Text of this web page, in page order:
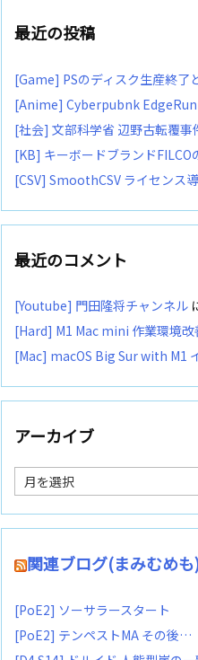
最近の投稿
[Game] PSのディスク生産終了
[Anime] Cyberpubnk
[社会] 文部科学省 辺野古転覆事
[KB] キーボードブランドFILCO
[CSV] SmoothCSV ライセンス
最近のコメント
[Youtube] 門田隆将チャンネル
[Hard] M1 Mac mini 作業環境改
[Mac] macOS Big Sur with M1
アーカイブ
ア
ー
カ
イ
関連ブログ(まみむめ
[PoE2] ソーサラースタート
[PoE2] テンペストMA その後…